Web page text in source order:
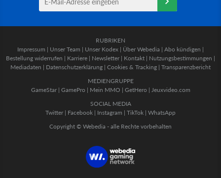
RUBRIKEN
Impressum | Unser Team | Unser Kodex | Über Webedia | Abo kündigen |
Bestellung widerrufen | Karriere | Newsletter | Kontakt | Nutzungsbestimmungen |
Mediadaten | Datenschutzerklärung | Cookies & Tracking | Transparenzbericht
MEDIENGRUPPE
GameStar| GamePro | Mein MMO | GetHero | Jeuxvideo.com
SOCIAL MEDIA
Twitter | Facebook | Instagram | TikTok | WhatsApp
Copyright © Webedia - alle Rechte vorbehalten